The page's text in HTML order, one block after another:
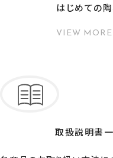
はじめての
VIEW MORE
取扱説明書